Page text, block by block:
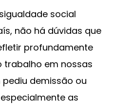
social
não há dúvidas que
profundamente
trabalho em nossas
demissão ou
as